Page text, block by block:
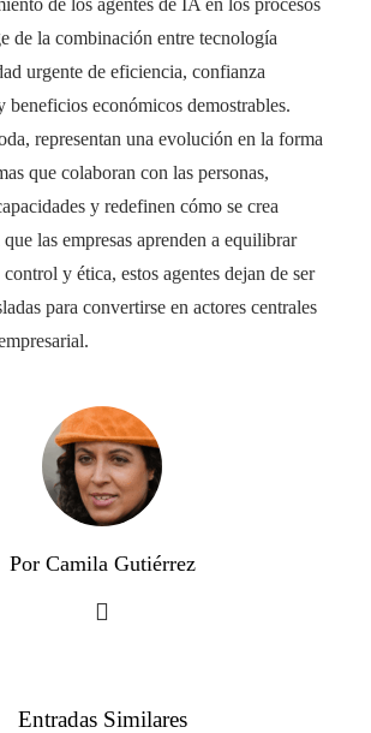
de los agentes de IA en los procesos
de la combinación entre tecnología
urgente de eficiencia, confianza
beneficios económicos demostrables.
representan una evolución en la forma
que colaboran con las personas,
y redefinen cómo se crea
las empresas aprenden a equilibrar
y ética, estos agentes dejan de ser
para convertirse en actores centrales
Por Camila Gutiérrez
Entradas Similares